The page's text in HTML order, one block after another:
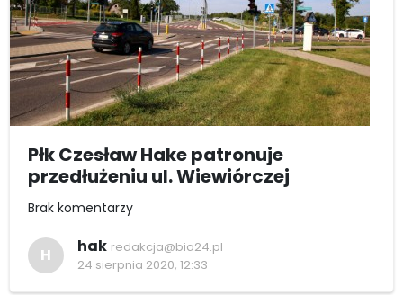
Płk Czesław Hake patronuje
przedłużeniu ul. Wiewiórczej
Brak komentarzy
H hak redakcja@bia24.pl
24 sierpnia 2020, 12:33